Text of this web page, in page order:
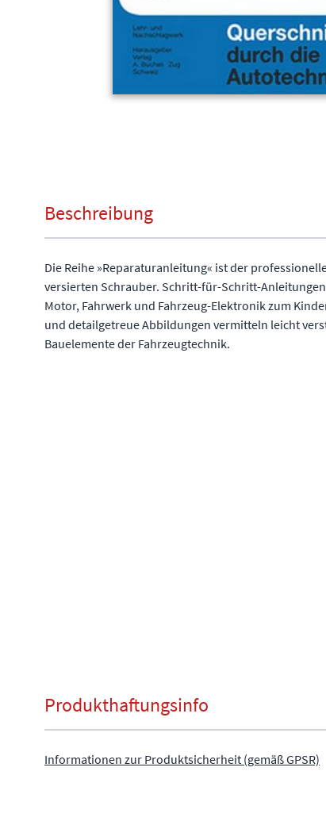
Beschreibung
Die Reihe »Reparaturanleitung« ist der
versierten Schrauber. Schritt-für-Schritt-
Motor, Fahrwerk und Fahrzeug-Elektronik zum
und detailgetreue Abbildungen vermitteln leicht
Bauelemente der Fahrzeugtechnik.
Produkthaftungsinfo
Informationen zur Produktsicherheit (gemäß GPSR)